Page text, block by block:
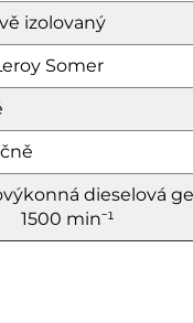
izolovaný
Somer
dieselová
1500 min⁻¹